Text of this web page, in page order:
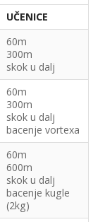
UČENICE
60m
300m
skok u dalj
60m
300m
skok u dalj
bacenje vortexa
60m
600m
skok u dalj
bacenje kugle
(2kg)